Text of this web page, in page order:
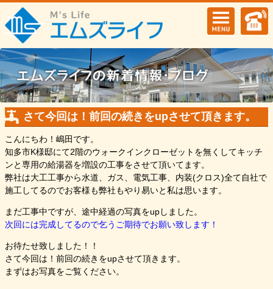
さて今回は！前回の続きをupさせて頂きます。
こんにちわ！嶋田です。
知多市K様邸にて2階のウォークインクローゼットを無くしてキッチ
ンと専用の給湯器を増設の工事をさせて頂いてます。
弊社は大工工事から水道、ガス、電気工事、内装(クロス)全て自社で
施工してるのでお客様も弊社もやり易いと私は思います。
まだ工事中ですが、途中経過の写真をupしました。
次回には完成してるので乞うご期待でお願い致します！
お待たせ致しました！！
さて今回は！前回の続きをupさせて頂きます。
まずはお写真をご覧ください。